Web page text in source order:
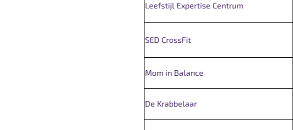
Leefstijl Expertise Centrum
SED CrossFit
Mom in Balance
De Krabbelaar